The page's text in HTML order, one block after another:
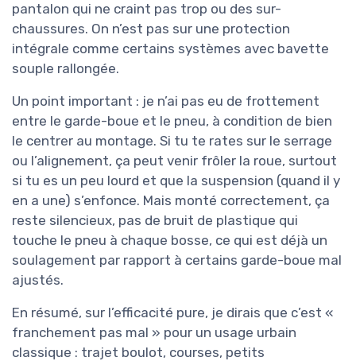
pantalon qui ne craint pas trop ou des sur-
chaussures. On n’est pas sur une protection
intégrale comme certains systèmes avec bavette
souple rallongée.
Un point important : je n’ai pas eu de frottement
entre le garde-boue et le pneu, à condition de bien
le centrer au montage. Si tu te rates sur le serrage
ou l’alignement, ça peut venir frôler la roue, surtout
si tu es un peu lourd et que la suspension (quand il y
en a une) s’enfonce. Mais monté correctement, ça
reste silencieux, pas de bruit de plastique qui
touche le pneu à chaque bosse, ce qui est déjà un
soulagement par rapport à certains garde-boue mal
ajustés.
En résumé, sur l’efficacité pure, je dirais que c’est «
franchement pas mal » pour un usage urbain
classique : trajet boulot, courses, petits